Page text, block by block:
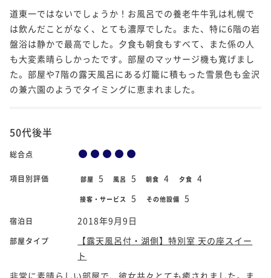
道東一ではないでしょうか！お風呂での養老牛牛乳は札幌で
は飲んだことがなく、とても濃厚でした。また、特に6階の岩
盤浴は静かで最高でした。夕食も朝食もすべて、また係の人
も大変素晴らしかったです。部屋のマッサージ機も寛げまし
た。部屋や7階の露天風呂にある灯籠に積もった雪景色も金沢
の兼六園のようでタイミングに恵まれました。
50代後半
総合点
項目別評価 部屋 5 風呂 5 朝食 4 夕食 4
接客・サービス 5 その他設備 5
宿泊日 2018年9月9日
部屋タイプ
【露天風呂付・湖側】特別室 天の座スイー
ト
非常に素晴らしい部屋で、彼女共々とても癒されました。ま